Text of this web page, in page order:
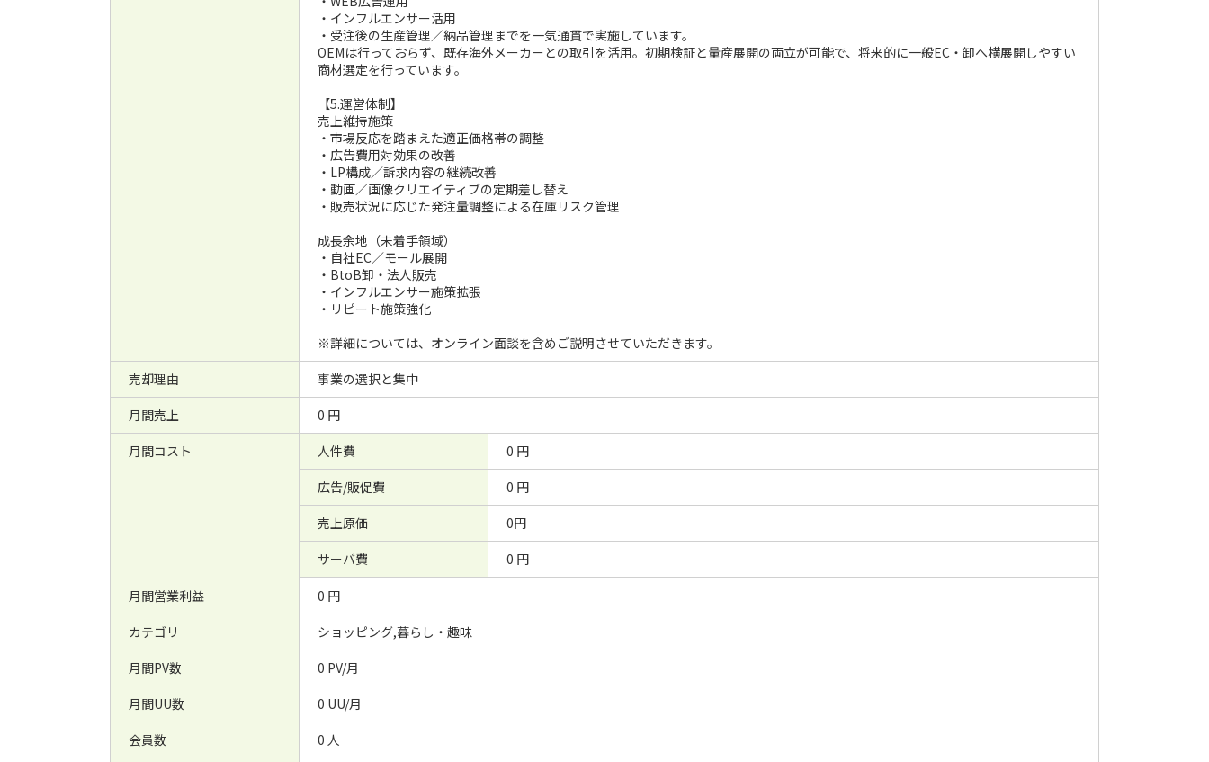
・インフルエンサー活用
・受注後の生産管理／納品管理までを一気通貫で実施しています。
OEMは行っておらず、既存海外メーカーとの取引を活用。初期検証と量産展開の両立が可能で、将来的に一般EC・卸へ横展開しやすい
商材選定を行っています。
【5.運営体制】
売上維持施策
・市場反応を踏まえた適正価格帯の調整
・広告費用対効果の改善
・LP構成／訴求内容の継続改善
・動画／画像クリエイティブの定期差し替え
・販売状況に応じた発注量調整による在庫リスク管理
成長余地（未着手領域）
・自社EC／モール展開
・BtoB卸・法人販売
・インフルエンサー施策拡張
・リピート施策強化
※詳細については、オンライン面談を含めご説明させていただきます。
売却理由
事業の選択と集中
月間売上
0 円
月間コスト
人件費
0 円
広告/販促費
0 円
売上原価
0円
サーバ費
0 円
月間営業利益
0 円
カテゴリ
ショッピング,暮らし・趣味
月間PV数
0 PV/月
月間UU数
0 UU/月
会員数
0 人